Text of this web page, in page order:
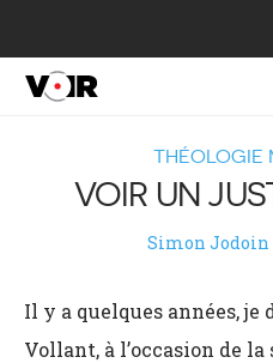
THÉOLOGIE
VOIR UN
Simon Jodoin
Il y a quelques années,
Vollant, à l’occasion de